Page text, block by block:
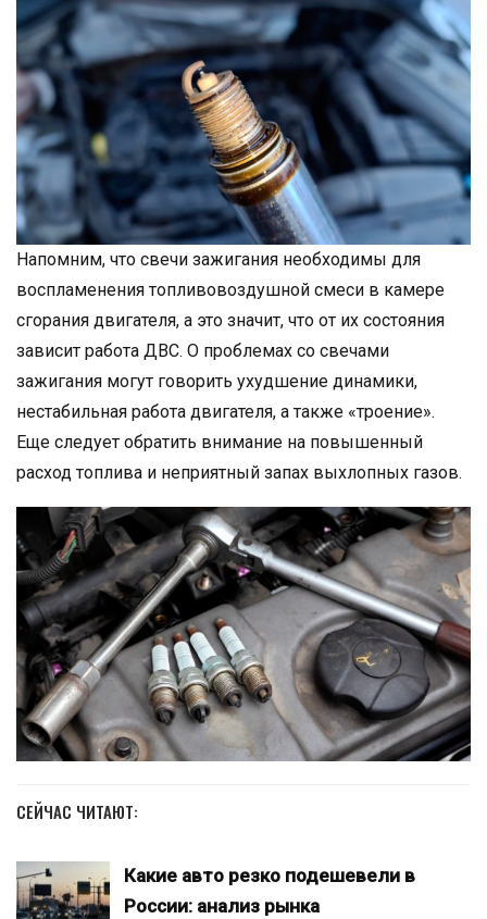
Напомним, что свечи зажигания необходимы для
воспламенения топливовоздушной смеси в камере
сгорания двигателя, а это значит, что от их состояния
зависит работа ДВС. О проблемах со свечами
зажигания могут говорить ухудшение динамики,
нестабильная работа двигателя, а также «троение».
Еще следует обратить внимание на повышенный
расход топлива и неприятный запах выхлопных газов.
СЕЙЧАС ЧИТАЮТ:
Какие авто резко подешевели в
России: анализ рынка